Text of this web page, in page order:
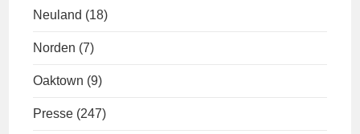
Neuland (18)
Norden (7)
Oaktown (9)
Presse (247)